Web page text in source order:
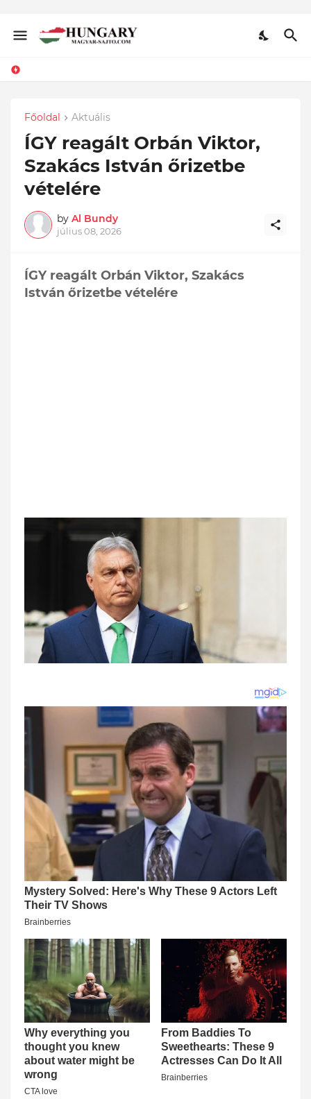
Főoldal Aktuális
ÍGY reagált Orbán Viktor,
Szakács István őrizetbe
vételére
by Al Bundy
július 08, 2026
ÍGY reagált Orbán Viktor, Szakács
István őrizetbe vételére